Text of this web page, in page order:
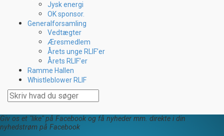
Jysk energi
OK sponsor.
Generalforsamling
Vedtægter
Æresmedlem
Årets unge RLIF’er
Årets RLIF’er
Ramme Hallen
Whistleblower RLIF
Giv os et "like" på Facebook og få nyheder mm. direkte i din
nyhedstrøm på Facebook